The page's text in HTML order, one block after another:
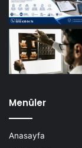
Menüler
Anasayfa